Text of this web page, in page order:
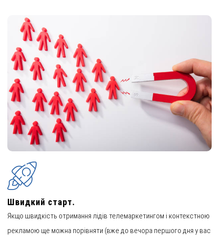
Швидкий старт.
Якщо швидкість отримання лідів телемаркетингом і контекстною
рекламою ще можна порівняти (вже до вечора першого дня у вас